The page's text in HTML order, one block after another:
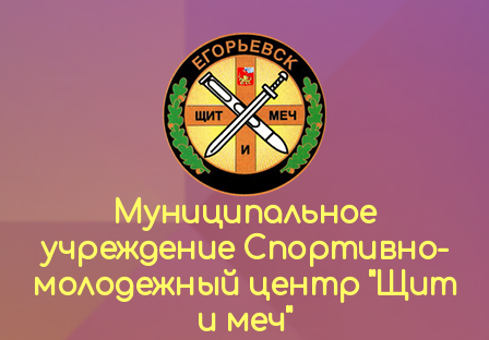
Муниципальное
учреждение Спортивно-
молодежный центр "Щит
и меч"